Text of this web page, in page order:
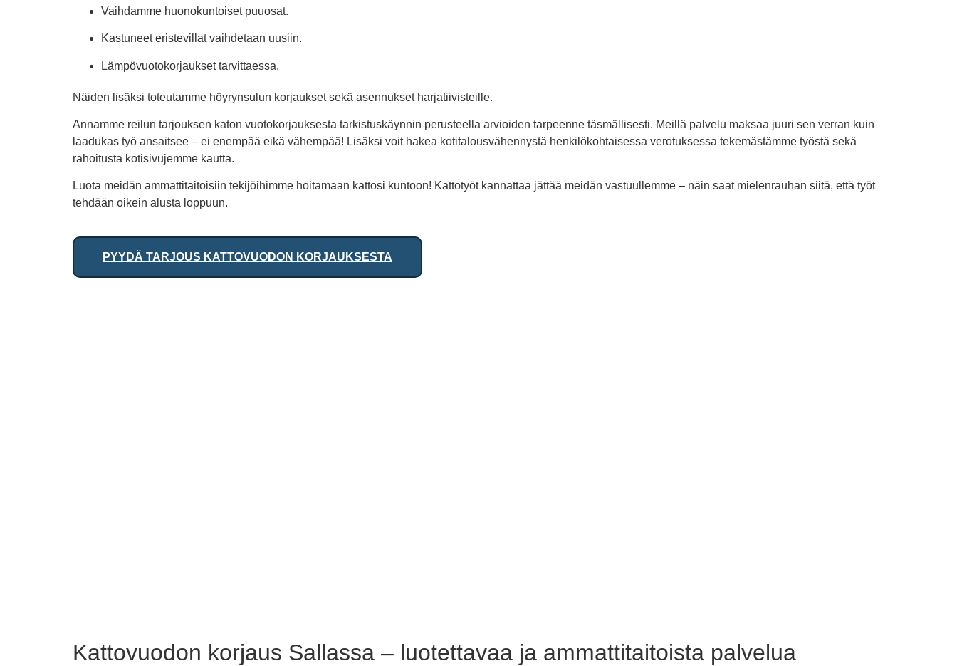
Vaihdamme huonokuntoiset puuosat.
Kastuneet eristevillat vaihdetaan uusiin.
Lämpövuotokorjaukset tarvittaessa.
Näiden lisäksi toteutamme höyrynsulun korjaukset sekä asennukset harjatiivisteille.
Annamme reilun tarjouksen katon vuotokorjauksesta tarkistuskäynnin perusteella arvioiden tarpeenne täsmällisesti. Meillä palvelu maksaa juuri sen verran kuin
laadukas työ ansaitsee – ei enempää eikä vähempää! Lisäksi voit hakea kotitalousvähennystä henkilökohtaisessa verotuksessa tekemästämme työstä sekä
rahoitusta kotisivujemme kautta.
Luota meidän ammattitaitoisiin tekijöihimme hoitamaan kattosi kuntoon! Kattotyöt kannattaa jättää meidän vastuullemme – näin saat mielenrauhan siitä, että työt
tehdään oikein alusta loppuun.
PYYDÄ TARJOUS KATTOVUODON KORJAUKSESTA
Kattovuodon korjaus Sallassa – luotettavaa ja ammattitaitoista palvelua